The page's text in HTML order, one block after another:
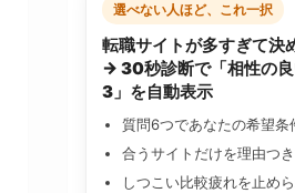
選べない人ほど、これ一択
転職サイトが多すぎて決
→ 30秒診断で「相性の良
3」を自動表示
質問6つであなたの希望条
合うサイトだけを理由つ
しつこい比較疲れを止め